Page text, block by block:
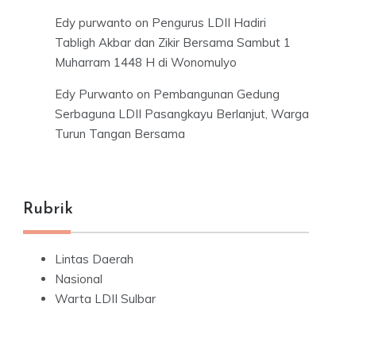
Edy purwanto on Pengurus LDII Hadiri
Tabligh Akbar dan Zikir Bersama Sambut 1
Muharram 1448 H di Wonomulyo
Edy Purwanto on Pembangunan Gedung
Serbaguna LDII Pasangkayu Berlanjut, Warga
Turun Tangan Bersama
Rubrik
Lintas Daerah
Nasional
Warta LDII Sulbar